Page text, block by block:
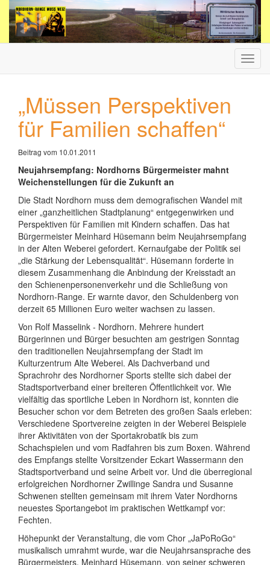
ein-/
„Müssen Perspektiven
für Familien schaffen“
Beitrag vom 10.01.2011
Neujahrsempfang: Nordhorns Bürgermeister mahnt
Weichenstellungen für die Zukunft an
Die Stadt Nordhorn muss dem demografischen Wandel mit
einer „ganzheitlichen Stadtplanung“ entgegenwirken und
Perspektiven für Familien mit Kindern schaffen. Das hat
Bürgermeister Meinhard Hüsemann beim Neujahrsempfang
in der Alten Weberei gefordert. Kernaufgabe der Politik sei
„die Stärkung der Lebensqualität“. Hüsemann forderte in
diesem Zusammenhang die Anbindung der Kreisstadt an
den Schienenpersonenverkehr und die Schließung von
Nordhorn-Range. Er warnte davor, den Schuldenberg von
derzeit 65 Millionen Euro weiter wachsen zu lassen.
Von Rolf Masselink - Nordhorn. Mehrere hundert
Bürgerinnen und Bürger besuchten am gestrigen Sonntag
den traditionellen Neujahrsempfang der Stadt im
Kulturzentrum Alte Weberei. Als Dachverband und
Sprachrohr des Nordhorner Sports stellte sich dabei der
Stadtsportverband einer breiteren Öffentlichkeit vor. Wie
vielfältig das sportliche Leben in Nordhorn ist, konnten die
Besucher schon vor dem Betreten des großen Saals erleben:
Verschiedene Sportvereine zeigten in der Weberei Beispiele
ihrer Aktivitäten von der Sportakrobatik bis zum
Schachspielen und vom Radfahren bis zum Boxen. Während
des Empfangs stellte Vorsitzender Eckart Wassermann den
Stadtsportverband und seine Arbeit vor. Und die überregional
erfolgreichen Nordhorner Zwillinge Sandra und Susanne
Schwenen stellten gemeinsam mit ihrem Vater Nordhorns
neuestes Sportangebot im praktischen Wettkampf vor:
Fechten.
Höhepunkt der Veranstaltung, die vom Chor „JaPoRoGo“
musikalisch umrahmt wurde, war die Neujahrsansprache des
Bürgermeisters. Meinhard Hüsemann, von seiner schweren